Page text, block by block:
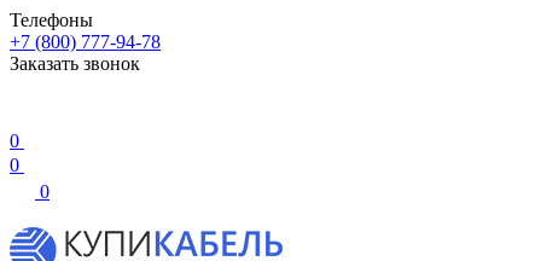
Телефоны
+7 (800) 777-94-78
Заказать звонок
0
0
0